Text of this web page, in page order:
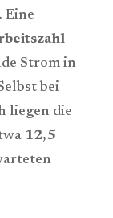
Eine
Strom in
bei
liegen die
12,5